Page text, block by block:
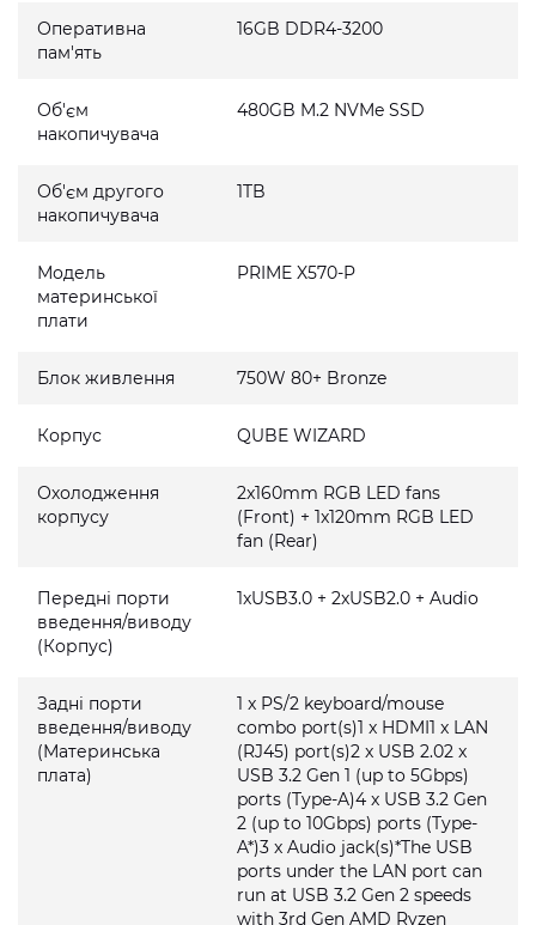
Оперативна
пам'ять
16GB DDR4-3200
Об'єм
накопичувача
480GB M.2 NVMe SSD
Об'єм другого
накопичувача
1TB
Модель
материнської
плати
PRIME X570-P
Блок живлення 750W 80+ Bronze
Корпус QUBE WIZARD
Охолодження
корпусу
2x160mm RGB LED fans
(Front) + 1x120mm RGB LED
fan (Rear)
Передні порти
введення/виводу
(Корпус)
1xUSB3.0 + 2xUSB2.0 + Audio
Задні порти
введення/виводу
(Материнська
плата)
1 x PS/2 keyboard/mouse
combo port(s)1 x HDMI1 x LAN
(RJ45) port(s)2 x USB 2.02 x
USB 3.2 Gen 1 (up to 5Gbps)
ports (Type-A)4 x USB 3.2 Gen
2 (up to 10Gbps) ports (Type-
A*)3 x Audio jack(s)*The USB
ports under the LAN port can
run at USB 3.2 Gen 2 speeds
with 3rd Gen AMD Ryzen